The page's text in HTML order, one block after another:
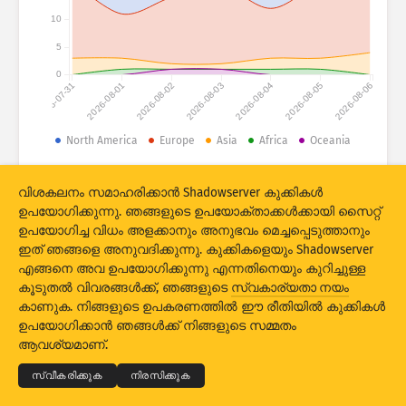
ആക്രമണ സ്ഥിതിവിവരക്കണക്കുകൾ: ഉപകരണങ്ങൾ
ഡാറ്റ സെറ്റ്
ഇപ്രകാരം ഗ്രൂപ്പാക്കുക
Stacking സമാഹരിച്ചു ഓവർലാപ്പിംഗ്
യാന്ത്രിക അപ്‌ഡേറ്റ് ഫലങ്ങൾ
അപ്‌ഡേറ്റ് ചെയ്യുക റീസെറ്റ് ചെയ്യുക
PNG ആയി ഡൗൺലോഡ് ചെയ്യുക
2026-07-31 2026-08-01 2026-08-02 2026-08-03 2026-08-04 2026-08-05 2026-08-06
0
5
10
North America Europe Asia Africa Oceania
© 2026THE SHADOWSERVER FOUNDATION
സ്വകാര്യതയും വ്യവസ്ഥകളും
ഞങ്ങളെ ബന്ധപ്പെടുക
ക്രെഡിറ്റുകൾ
ഭാഷ
വിശകലനം സമാഹരിക്കാൻ Shadowserver കുക്കികൾ
ഉപയോഗിക്കുന്നു. ഞങ്ങളുടെ ഉപയോക്താക്കൾക്കായി സൈറ്റ്
ഉപയോഗിച്ച വിധം അളക്കാനും അനുഭവം മെച്ചപ്പെടുത്താനും
ഇത് ഞങ്ങളെ അനുവദിക്കുന്നു. കുക്കികളെയും Shadowserver
എങ്ങനെ അവ ഉപയോഗിക്കുന്നു എന്നതിനെയും കുറിച്ചുള്ള
കൂടുതൽ വിവരങ്ങൾക്ക്, ഞങ്ങളുടെ സ്വകാര്യതാ നയം
കാണുക. നിങ്ങളുടെ ഉപകരണത്തിൽ ഈ രീതിയിൽ കുക്കികൾ
ഉപയോഗിക്കാൻ ഞങ്ങൾക്ക് നിങ്ങളുടെ സമ്മതം
ആവശ്യമാണ്.
സ്വീകരിക്കുക നിരസിക്കുക